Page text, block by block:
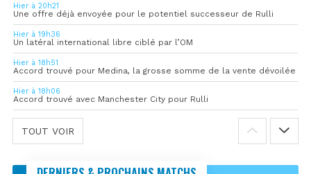
Hier à 20h21
Une offre déjà envoyée pour le potentiel successeur de Rulli
Hier à 19h36
Un latéral international libre ciblé par l’OM
Hier à 18h51
Accord trouvé pour Medina, la grosse somme de la vente dévoilée
Hier à 18h06
Accord trouvé avec Manchester City pour Rulli
TOUT VOIR